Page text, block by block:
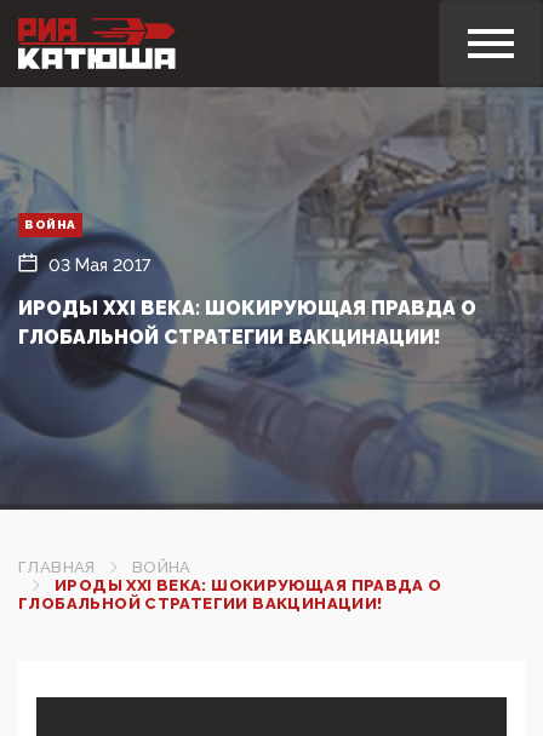
ВОЙНА
03 Мая 2017
ИРОДЫ XXI ВЕКА: ШОКИРУЮЩАЯ ПРАВДА О
ГЛОБАЛЬНОЙ СТРАТЕГИИ ВАКЦИНАЦИИ!
ГЛАВНАЯ
ВОЙНА
ИРОДЫ XXI ВЕКА: ШОКИРУЮЩАЯ ПРАВДА О
ГЛОБАЛЬНОЙ СТРАТЕГИИ ВАКЦИНАЦИИ!